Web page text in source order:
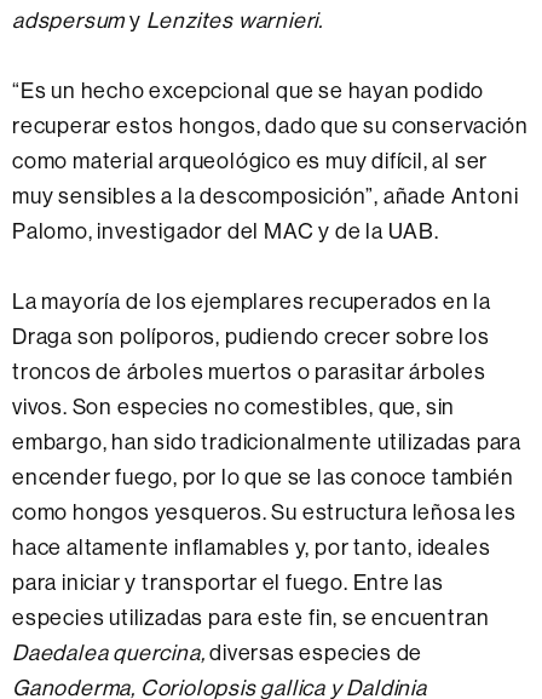
adspersumy Lenzites warnieri.
“Es un hecho excepcional que se hayan podido
recuperar estos hongos, dado que su conservación
como material arqueológico es muy difícil, al ser
muy sensibles a la descomposición”, añade Antoni
Palomo, investigador del MAC y de la UAB.
La mayoría de los ejemplares recuperados en la
Draga son políporos, pudiendo crecer sobre los
troncos de árboles muertos o parasitar árboles
vivos. Son especies no comestibles, que, sin
embargo, han sido tradicionalmente utilizadas para
encender fuego, por lo que se las conoce también
como hongos yesqueros. Su estructura leñosa les
hace altamente inflamables y, por tanto, ideales
para iniciar y transportar el fuego. Entre las
especies utilizadas para este fin, se encuentran
Daedalea quercina,diversas especies de
Ganoderma, Coriolopsis gallica y Daldinia